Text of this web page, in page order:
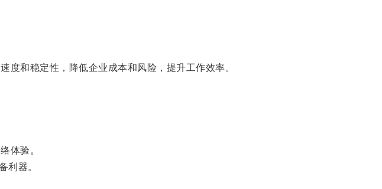
和稳定性，降低企业成本和风险，提升工作效率。
体验。
利器。